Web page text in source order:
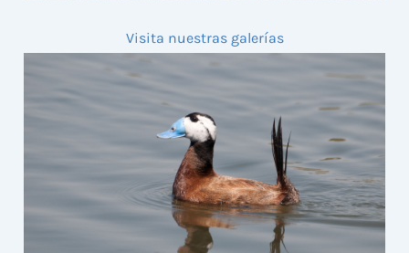
Visita nuestras galerías